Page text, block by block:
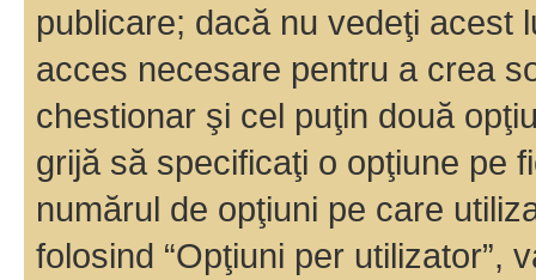
publicare; dacă nu vedeţi acest
acces necesare pentru a crea
chestionar şi cel puţin două
grijă să specificaţi o opţiune pe
numărul de opţiuni pe care
folosind “Opţiuni per utilizator”,